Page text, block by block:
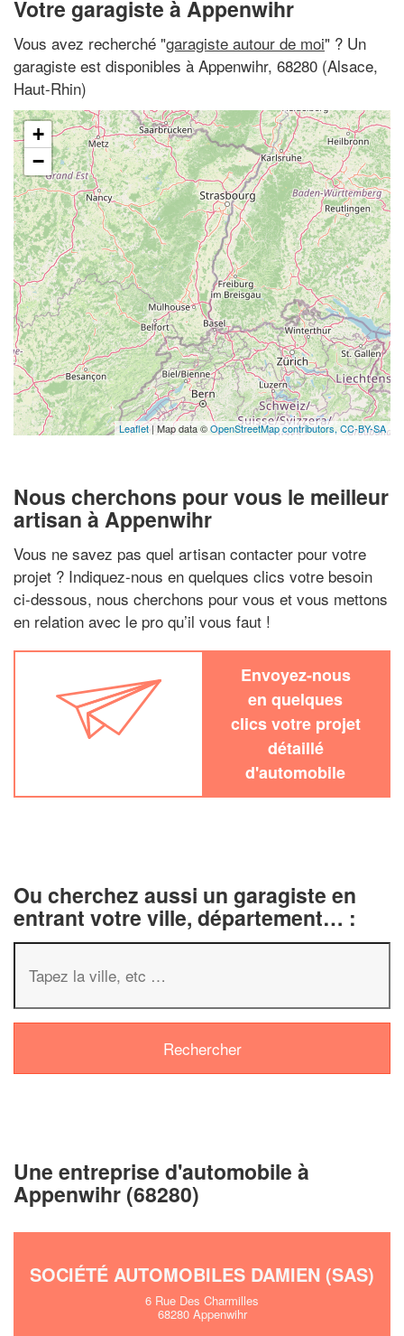
Votre garagiste à Appenwihr
Vous avez recherché "garagiste autour de moi" ? Un
garagiste est disponibles à Appenwihr, 68280 (Alsace,
Haut-Rhin)
+
−
Leaflet | Map data ©OpenStreetMap contributors, CC-BY-SA
Nous cherchons pour vous le meilleur
artisan à Appenwihr
Vous ne savez pas quel artisan contacter pour votre
projet ? Indiquez-nous en quelques clics votre besoin
ci-dessous, nous cherchons pour vous et vous mettons
en relation avec le pro qu’il vous faut !
Envoyez-nous
en quelques
clics votre projet
détaillé
d'automobile
Ou cherchez aussi un garagiste en
entrant votre ville, département… :
Une entreprise d'automobile à
Appenwihr (68280)
SOCIÉTÉ AUTOMOBILES DAMIEN (SAS)
6 Rue Des Charmilles
68280 Appenwihr
✕
Vous êtes un
professionnel ?
nouveaux clients!